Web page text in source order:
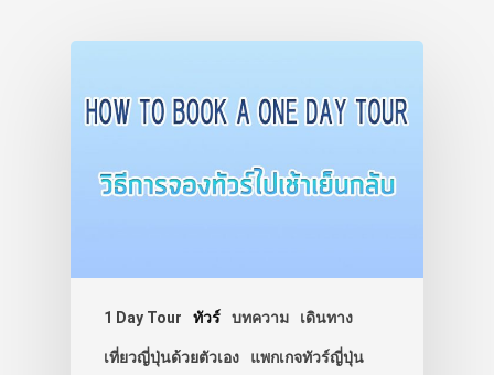
1 Day Tour ทัวร์ บทความ เดินทาง
เที่ยวญี่ปุ่นด้วยตัวเอง แพกเกจทัวร์ญี่ปุ่น